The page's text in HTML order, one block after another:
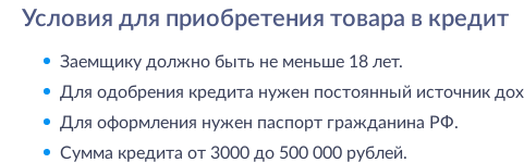
Условия для приобретения товара в кредит
Заемщику должно быть не меньше 18 лет.
Для одобрения кредита нужен постоянный источник
Для оформления нужен паспорт гражданина РФ.
Сумма кредита от 3000 до 500 000 рублей.